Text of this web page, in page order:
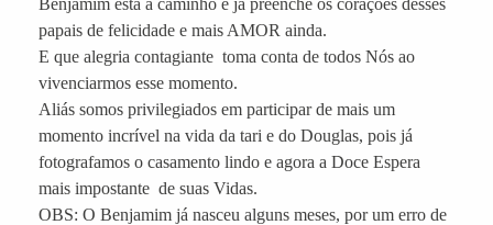
papais de felicidade e mais AMOR ainda.
E que alegria contagiante toma conta de todos Nós ao
vivenciarmos esse momento.
Aliás somos privilegiados em participar de mais um
momento incrível na vida da tari e do Douglas, pois já
fotografamos o casamento lindo e agora a Doce Espera
mais impostante de suas Vidas.
OBS: O Benjamim já nasceu alguns meses, por um erro de